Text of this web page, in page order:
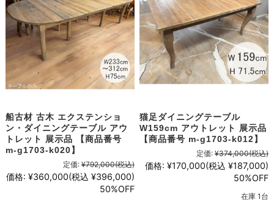
船古材 古木 エクステンショ
ン・ダイニングテーブル アウ
トレット 展示品 【商品番号
m-g1703-k020】
定価: ¥792,000(税込)
価格: ¥360,000(税込 ¥396,000)
50%OFF
猫足ダイニングテーブル
W159cm アウトレット 展示品
【商品番号 m-g1703-k012】
定価: ¥374,000(税込)
価格: ¥170,000(税込 ¥187,000)
50%OFF
在庫 1台